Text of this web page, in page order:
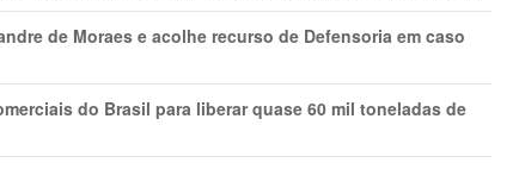
de Moraes e acolhe recurso de Defensoria em caso
do Brasil para liberar quase 60 mil toneladas de